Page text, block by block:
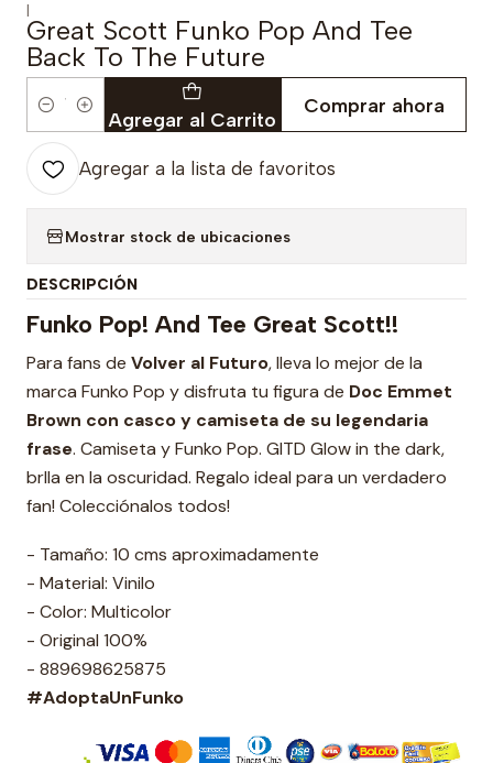
|
Great Scott Funko Pop And Tee
Back To The Future
Cantidad Agregar al Carrito
Comprar ahora
Agregar a la lista de favoritos
Mostrar stock de ubicaciones
DESCRIPCIÓN
Funko Pop! And Tee Great Scott!!
Para fans de Volver al Futuro, lleva lo mejor de la
marca Funko Pop y disfruta tu figura de Doc Emmet
Brown con casco y camiseta de su legendaria
frase. Camiseta y Funko Pop. GITD Glow in the dark,
brlla en la oscuridad. Regalo ideal para un verdadero
fan! Colecciónalos todos!
- Tamaño: 10 cms aproximadamente
- Material: Vinilo
- Color: Multicolor
- Original 100%
- 889698625875
#AdoptaUnFunko